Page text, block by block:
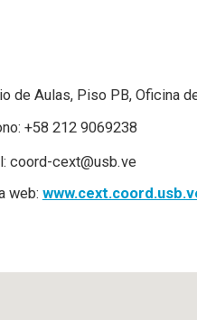
de Aulas, Piso PB, Oficina
+58 212 9069238
coord-cext@usb.ve
web: